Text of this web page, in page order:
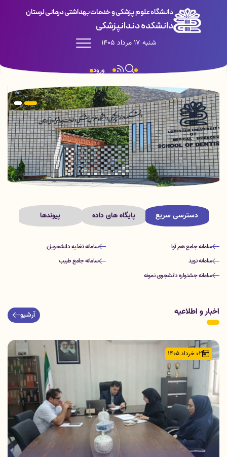
دانشگاه علوم پزشکی و خدمات بهداشتی درمانی لرستان
دانشکده دندانپزشکی
شنبه 17 مرداد 1405
ورود
دسترسی سریع پایگاه های داده پیوندها
سامانه جامع هم آوا
سامانه تغذیه دانشجویان
سامانه نوید
سامانه جامع طبیب
سامانه جشنواره دانشجوی نمونه
اخبار و اطلاعیه آرشیو
02 خرداد 1405